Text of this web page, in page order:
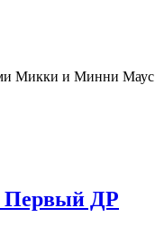
Микки и Минни Маус
ДР